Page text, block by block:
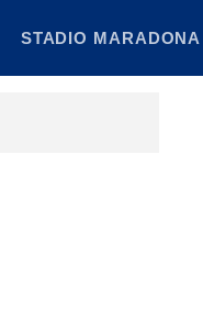
STADIO MARADONA